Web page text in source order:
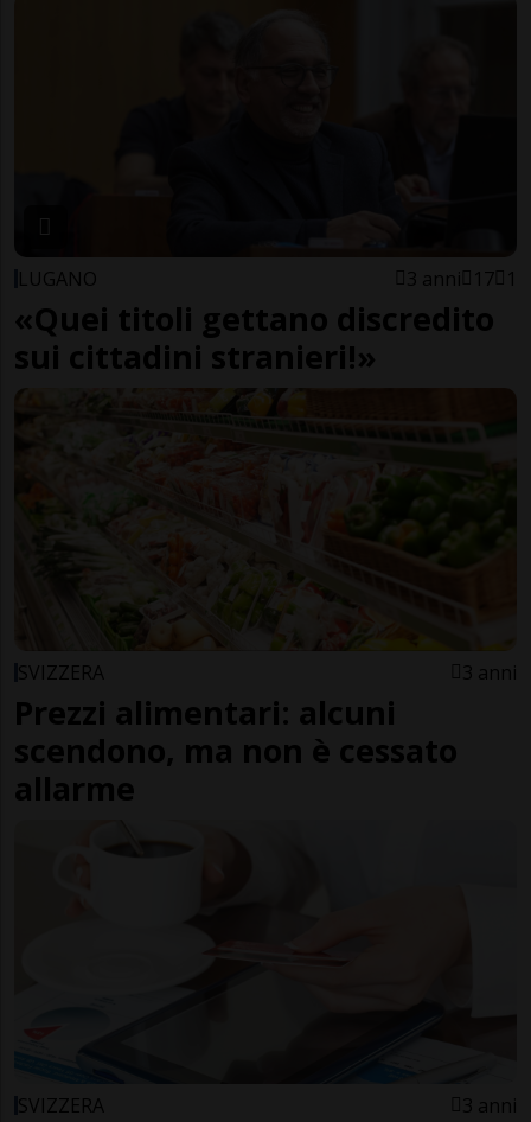
LUGANO 3 anni 17 1
«Quei titoli gettano discredito
sui cittadini stranieri!»
SVIZZERA 3 anni
Prezzi alimentari: alcuni
scendono, ma non è cessato
allarme
SVIZZERA 3 anni